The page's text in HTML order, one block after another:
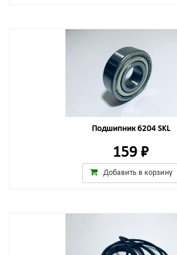
Подшипник 6204 SKL
159 ₽
Добавить в корзину